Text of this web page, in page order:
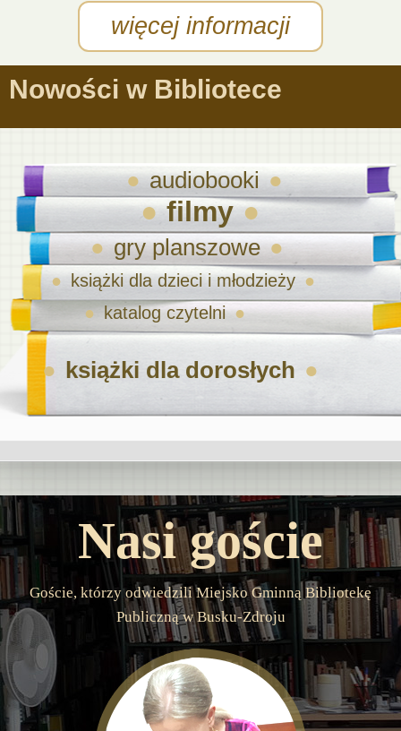
więcej informacji
Nowości w Bibliotece
audiobooki
filmy
gry planszowe
książki dla dzieci i młodzieży
katalog czytelni
książki dla dorosłych
Nasi goście
Goście, którzy odwiedzili Miejsko Gminną Bibliotekę
Publiczną w Busku-Zdroju